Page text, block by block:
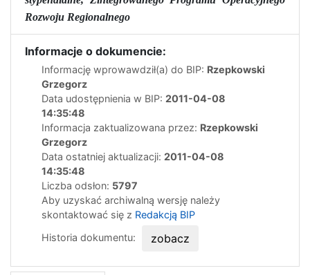
Rozwoju Regionalnego
Informacje o dokumencie:
Informację wprowawdził(a) do BIP: Rzepkowski
Grzegorz
Data udostępnienia w BIP: 2011-04-08
14:35:48
Informacja zaktualizowana przez: Rzepkowski
Grzegorz
Data ostatniej aktualizacji: 2011-04-08
14:35:48
Liczba odsłon: 5797
Aby uzyskać archiwalną wersję należy
skontaktować się z Redakcją BIP
Historia dokumentu:
zobacz